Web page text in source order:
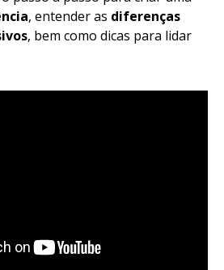
, entender as diferenças
, bem como dicas para lidar